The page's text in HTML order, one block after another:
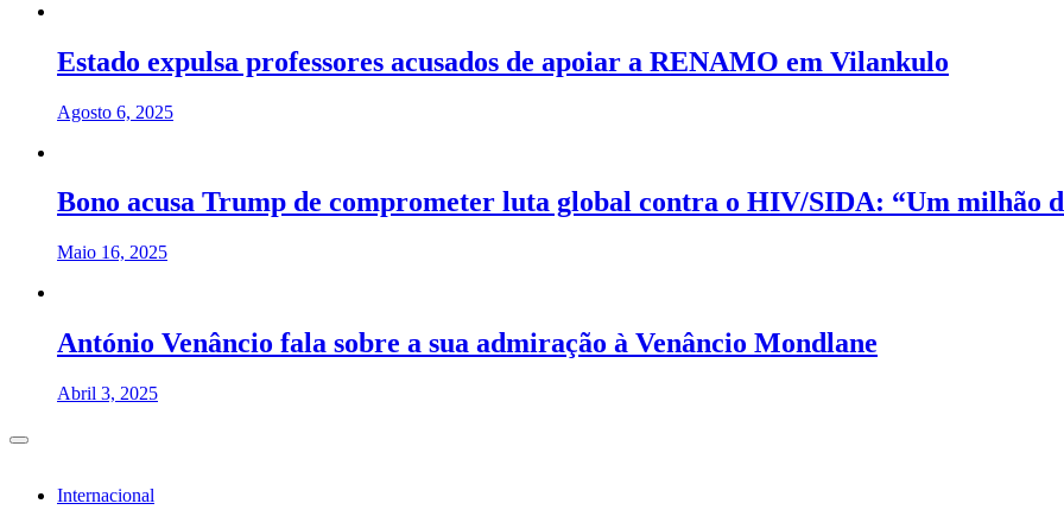
Estado expulsa professores acusados de apoiar a RENAMO em Vilankulo
Agosto 6, 2025
Bono acusa Trump de comprometer luta global contra o HIV/SIDA: “Um milhão
Maio 16, 2025
António Venâncio fala sobre a sua admiração à Venâncio Mondlane
Abril 3, 2025
Internacional